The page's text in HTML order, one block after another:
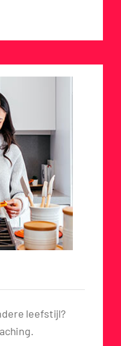
leefstijl?